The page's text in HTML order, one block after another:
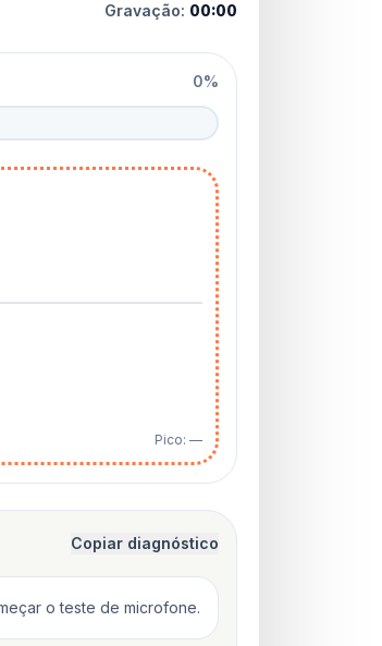
Gravação: 00:00
0%
Pico: —
Copiar diagnóstico
o teste de microfone.